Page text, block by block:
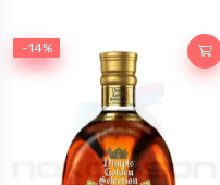
-14%
-14%